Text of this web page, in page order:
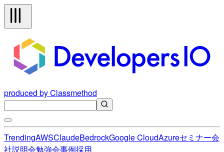
produced by Classmethod
TrendingAWSClaudeBedrockGoogle CloudAzureセミナー会
社説明会勉強会事例採用